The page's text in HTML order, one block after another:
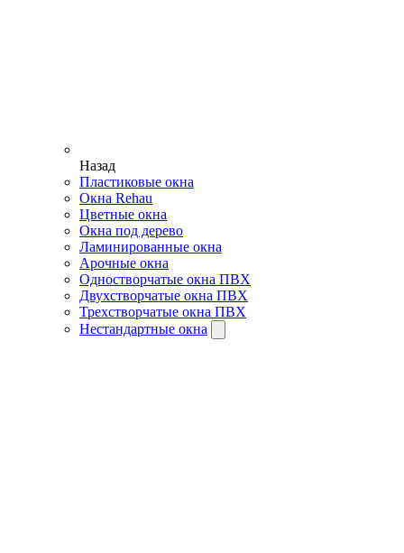
Назад
Пластиковые окна
Окна Rehau
Цветные окна
Окна под дерево
Ламинированные окна
Арочные окна
Одностворчатые окна ПВХ
Двухстворчатые окна ПВХ
Трехстворчатые окна ПВХ
Нестандартные окна